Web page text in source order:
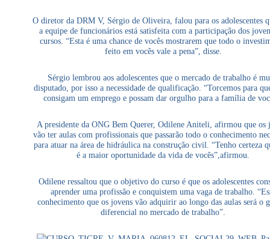
O diretor da DRM V, Sérgio de Oliveira, falou para os adolescentes
a equipe de funcionários está satisfeita com a participação dos
cursos. “Esta é uma chance de vocês mostrarem que todo o
feito em vocês vale a pena”, disse.
Sérgio lembrou aos adolescentes que o mercado de trabalho é
disputado, por isso a necessidade de qualificação. “Torcemos para
consigam um emprego e possam dar orgulho para a família de
A presidente da ONG Bem Querer, Odilene Aniteli, afirmou que os
vão ter aulas com profissionais que passarão todo o conhecimento
para atuar na área de hidráulica na construção civil. “Tenho certeza
é a maior oportunidade da vida de vocês”,afirmou.
Odilene ressaltou que o objetivo do curso é que os adolescentes
aprender uma profissão e conquistem uma vaga de trabalho.
conhecimento que os jovens vão adquirir ao longo das aulas será o
diferencial no mercado de trabalho”.